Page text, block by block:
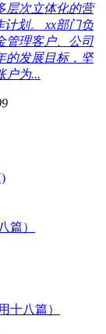
层次立体化的营
计划。 xx部门负
管理客户、公司
的发展目标，坚
户为...
篇）
十八篇）